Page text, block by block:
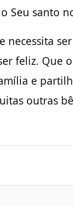
Seu santo
feliz. Que
e
outras